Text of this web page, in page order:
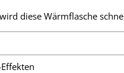
diese Wärmflasche